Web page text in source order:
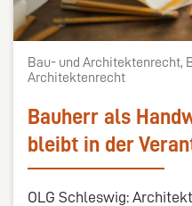
Bau- und Architektenrecht,
Architektenrecht
Bauherr als
bleibt in der
OLG Schleswig: